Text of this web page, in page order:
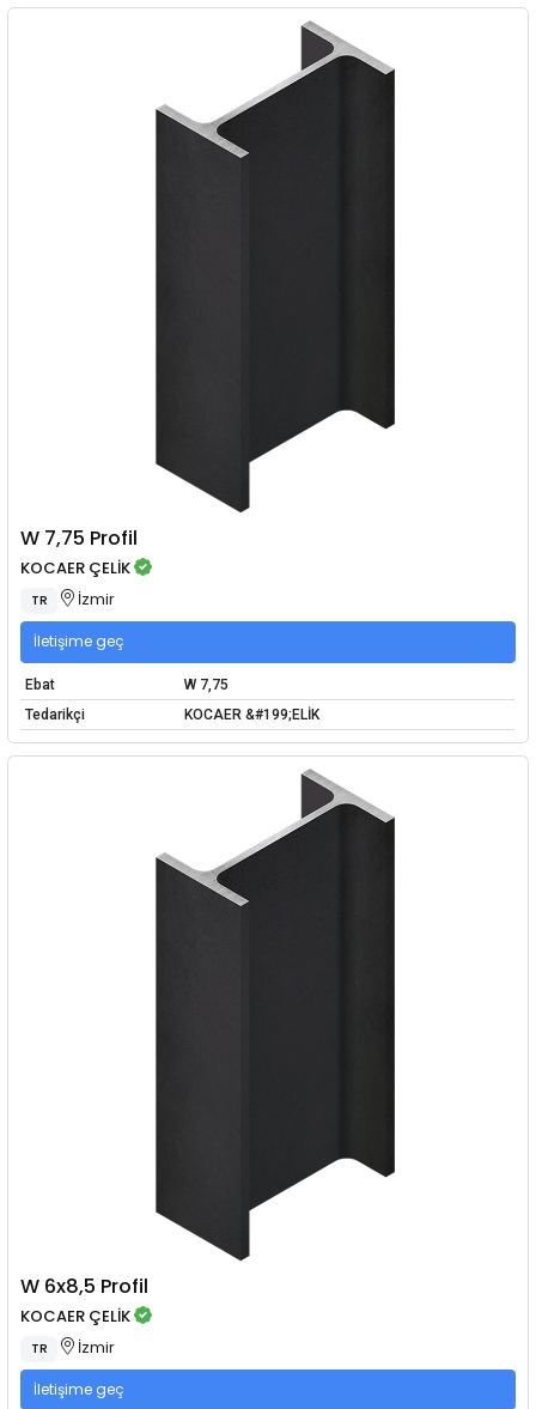
W 7,75 Profil
KOCAER ÇELİK
TR İzmir
İletişime geç
Ebat
W 7,75
Tedarikçi
KOCAER &#199;ELİK
W 6x8,5 Profil
KOCAER ÇELİK
TR İzmir
İletişime geç